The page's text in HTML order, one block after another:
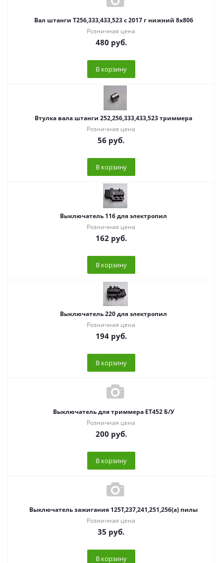
Вал штанги T256,333,433,523 с 2017 г нижний 8х806
Розничная цена
480 руб.
В корзину
Втулка вала штанги 252,256,333,433,523 триммера
Розничная цена
56 руб.
В корзину
Выключатель 116 для электропил
Розничная цена
162 руб.
В корзину
Выключатель 220 для электропил
Розничная цена
194руб.
В корзину
Выключатель для триммера ЕТ452 Б/У
Розничная цена
200 руб.
В корзину
Выключатель зажигания 125T,237,241,251,256(a) пилы
Розничная цена
35 руб.
В корзину